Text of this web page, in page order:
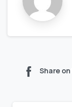
Share